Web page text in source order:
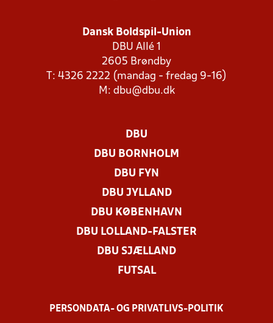
Dansk Boldspil-Union
DBU Allé 1
2605 Brøndby
T: 4326 2222 (mandag - fredag 9-16)
M: dbu@dbu.dk
DBU
DBU BORNHOLM
DBU FYN
DBU JYLLAND
DBU KØBENHAVN
DBU LOLLAND-FALSTER
DBU SJÆLLAND
FUTSAL
PERSONDATA- OG PRIVATLIVS-POLITIK